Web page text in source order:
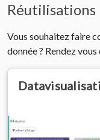
Réutilisations
Vous souhaitez faire
donnée ? Rendez